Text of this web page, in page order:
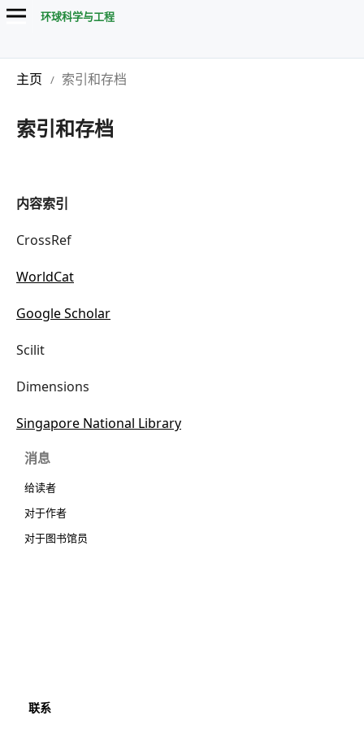
环球科学与工程
主页 / 索引和存档
索引和存档
内容索引
CrossRef
WorldCat
Google Scholar
Scilit
Dimensions
Singapore National Library
消息
给读者
对于作者
对于图书馆员
联系